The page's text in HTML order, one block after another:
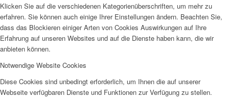
Klicken Sie auf die verschiedenen Kategorienüberschriften, um mehr zu
erfahren. Sie können auch einige Ihrer Einstellungen ändern. Beachten Sie,
dass das Blockieren einiger Arten von Cookies Auswirkungen auf Ihre
Erfahrung auf unseren Websites und auf die Dienste haben kann, die wir
anbieten können.
Notwendige Website Cookies
Diese Cookies sind unbedingt erforderlich, um Ihnen die auf unserer
Webseite verfügbaren Dienste und Funktionen zur Verfügung zu stellen.